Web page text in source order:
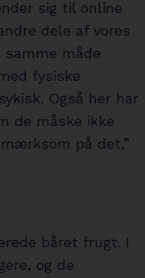
sig til online
dele af vores
måde
fysiske
Også her har
de måske ikke
på det,”
båret frugt. I
og de